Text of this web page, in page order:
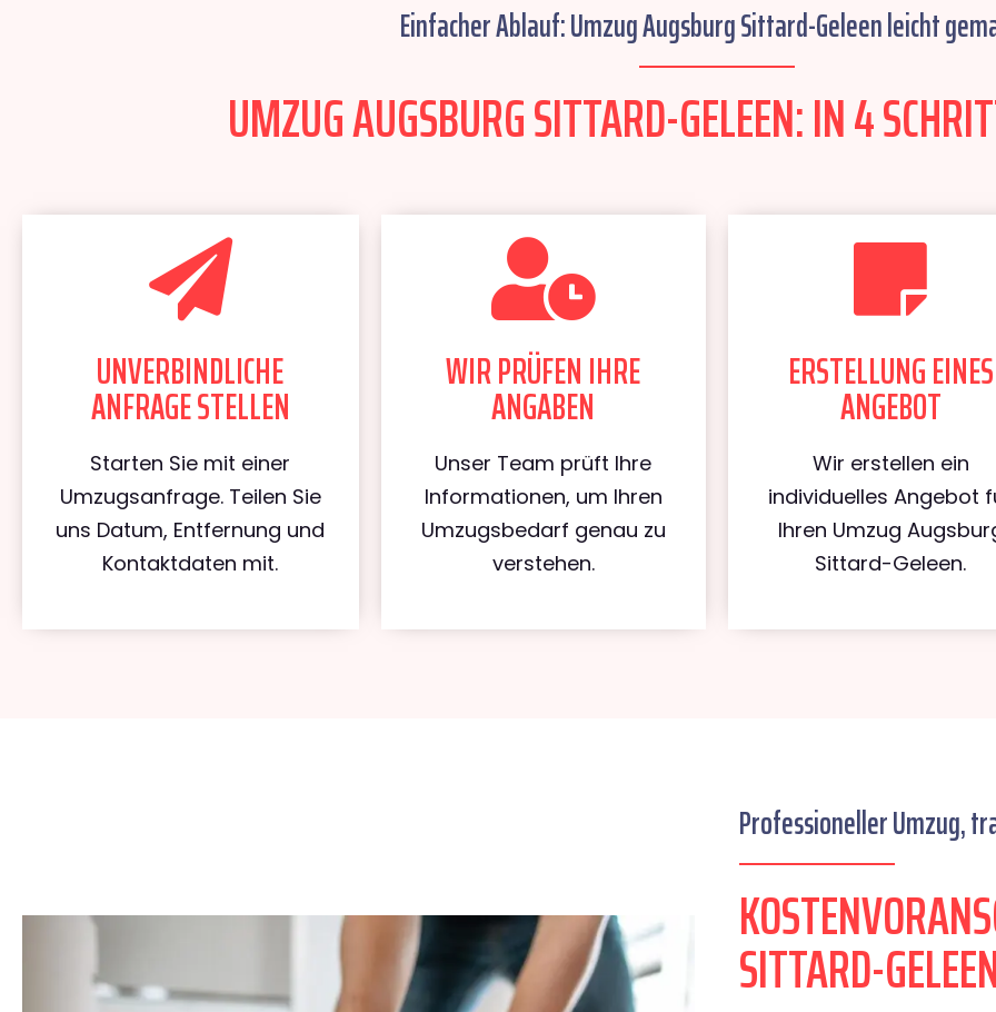
Einfacher Ablauf: Umzug Augsburg Sittard-Geleen leicht
UMZUG AUGSBURG SITTARD-GELEEN: IN 4
UNVERBINDLICHE
ANFRAGE STELLEN
Starten Sie mit einer
Umzugsanfrage. Teilen Sie
uns Datum, Entfernung und
Kontaktdaten mit.
WIR PRÜFEN IHRE
ANGABEN
Unser Team prüft Ihre
Informationen, um Ihren
Umzugsbedarf genau zu
verstehen.
ERSTELLUNG EINES
ANGEBOT
Wir erstellen ein
individuelles Angebot
Ihren Umzug
Sittard-Geleen.
Professioneller Umzug,
SITTARD-